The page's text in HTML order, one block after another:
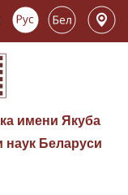
имени Якуба
наук Беларуси